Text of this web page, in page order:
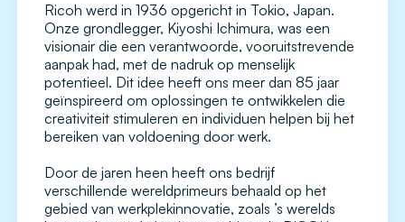
Ricoh werd in 1936 opgericht in Tokio, Japan.
Onze grondlegger, Kiyoshi Ichimura, was een
visionair die een verantwoorde, vooruitstrevende
aanpak had, met de nadruk op menselijk
potentieel. Dit idee heeft ons meer dan 85 jaar
geïnspireerd om oplossingen te ontwikkelen die
creativiteit stimuleren en individuen helpen bij het
bereiken van voldoening door werk.
Door de jaren heen heeft ons bedrijf
verschillende wereldprimeurs behaald op het
gebied van werkplekinnovatie, zoals ’s werelds